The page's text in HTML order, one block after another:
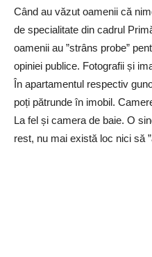
Când au văzut oamenii că
de specialitate din cadrul
oamenii au ”strâns probe”
opiniei publice. Fotografii și
În apartamentul respectiv
poți pătrunde în imobil.
La fel și camera de baie. O
rest, nu mai există loc nici să